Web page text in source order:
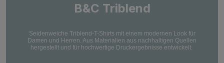
B&C Triblend
Seidenweiche Triblend-T-Shirts mit einem modernen Look für
Damen und Herren. Aus Materialien aus nachhaltigen Quellen
hergestellt und für hochwertige Druckergebnisse entwickelt.